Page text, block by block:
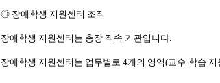
◎ 장애학생 지원센터 조직
장애학생 지원센터는 총장 직속 기관입니다.
장애학생 지원센터는 업무별로 4개의 영역(교수·학습